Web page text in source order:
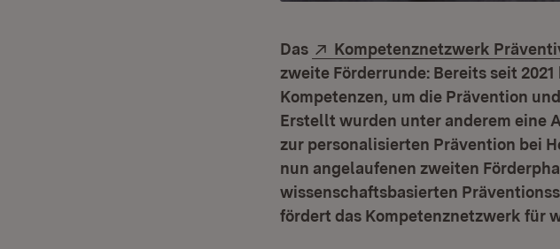
Das Extern:
Kompetenznetzwerk
zweite Förderrunde: Bereits seit
Kompetenzen, um die Prävention
Erstellt wurden unter anderem eine
zur personalisierten Prävention bei
nun angelaufenen zweiten
wissenschaftsbasierten
fördert das Kompetenznetzwerk für